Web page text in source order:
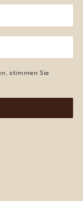
stimmen Sie